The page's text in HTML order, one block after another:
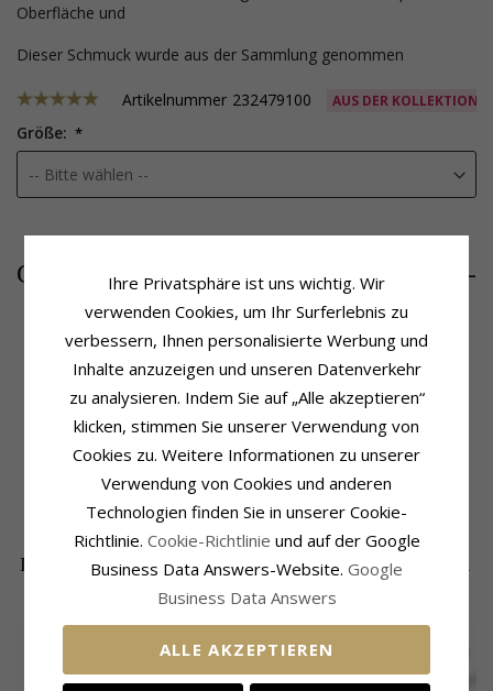
Oberfläche und
Dieser Schmuck wurde aus der Sammlung genommen
Artikelnummer 232479100 AUS DER KOLLEKTION
Größe:
CHANTI Preis 4057,-
Produktinformation
Weitere Wörter: Bestellware -
Schmuckstein: Diamant
14
Gold
Oberfläche:Polierter
Ringschiene
Fassung
Größe Auf Lager: 4-5 Werktage
DIE BELIEBTESTEN PRODUKTE IN DER
KATEGORIE
Ihre Privatsphäre ist uns wichtig. Wir
verwenden Cookies, um Ihr Surferlebnis zu
verbessern, Ihnen personalisierte Werbung und
Inhalte anzuzeigen und unseren Datenverkehr
zu analysieren. Indem Sie auf „Alle akzeptieren“
klicken, stimmen Sie unserer Verwendung von
Cookies zu. Weitere Informationen zu unserer
Verwendung von Cookies und anderen
Technologien finden Sie in unserer Cookie-
Richtlinie. Cookie-Richtlinie und auf der Google
Business Data Answers-Website. Google
Business Data Answers
ALLE AKZEPTIEREN